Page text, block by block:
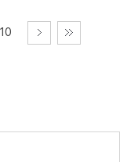
10